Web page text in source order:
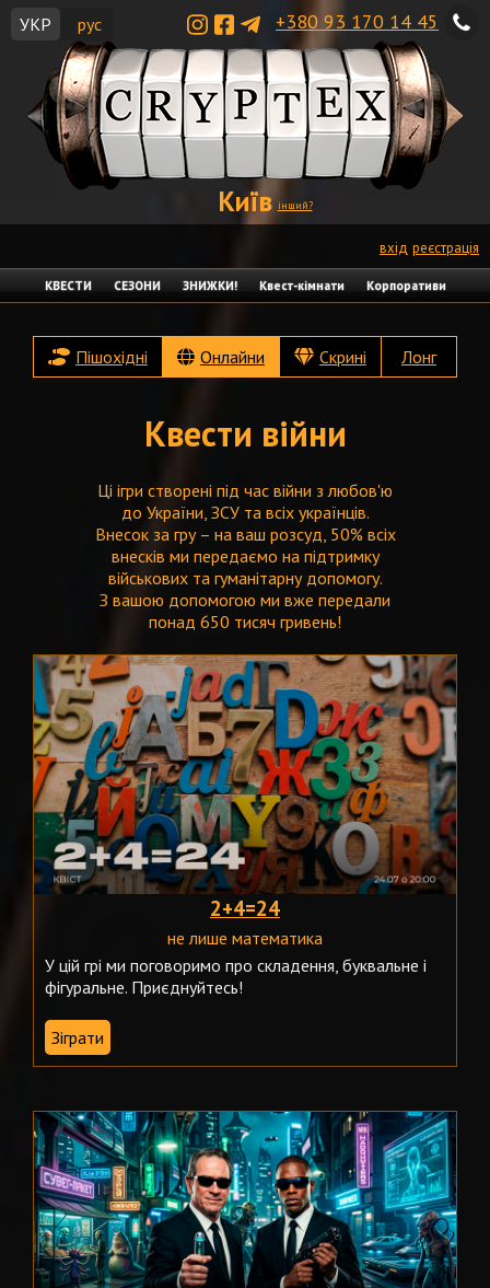
+380 93 170 14 45
Київ інший?
вхід реєстрація
КВЕСТИ СЕЗОНИ ЗНИЖКИ! Квест-кімнати Корпоративи
УКР рус
Пішохідні Онлайни Скрині Лонг
Квести війни
Ці ігри створені під час війни з любов'ю
до України, ЗСУ та всіх українців.
Внесок за гру – на ваш розсуд, 50% всіх
внесків ми передаємо на підтримку
військових та гуманітарну допомогу.
З вашою допомогою ми вже передали
понад 650 тисяч гривень!
2+4=24
не лише математика
У цій грі ми поговоримо про складення, буквальне і
фігуральне. Приєднуйтесь!
Зіграти